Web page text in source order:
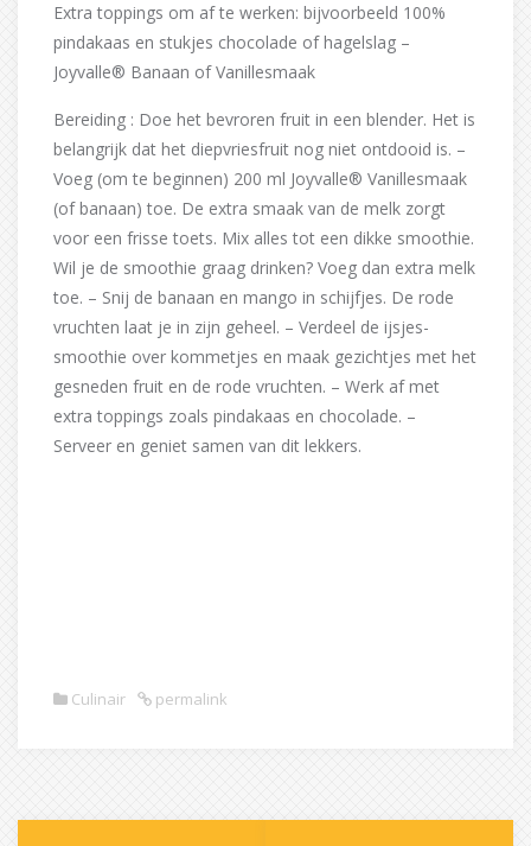
Extra toppings om af te werken: bijvoorbeeld 100%
pindakaas en stukjes chocolade of hagelslag –
Joyvalle® Banaan of Vanillesmaak
Bereiding : Doe het bevroren fruit in een blender. Het is
belangrijk dat het diepvriesfruit nog niet ontdooid is. –
Voeg (om te beginnen) 200 ml Joyvalle® Vanillesmaak
(of banaan) toe. De extra smaak van de melk zorgt
voor een frisse toets. Mix alles tot een dikke smoothie.
Wil je de smoothie graag drinken? Voeg dan extra melk
toe. – Snij de banaan en mango in schijfjes. De rode
vruchten laat je in zijn geheel. – Verdeel de ijsjes-
smoothie over kommetjes en maak gezichtjes met het
gesneden fruit en de rode vruchten. – Werk af met
extra toppings zoals pindakaas en chocolade. –
Serveer en geniet samen van dit lekkers.
Culinair permalink